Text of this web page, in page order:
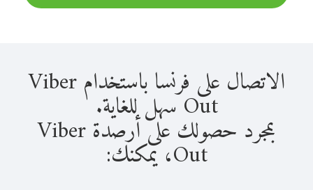
الاتصال على فرنسا باستخدام Viber
Out سهل للغاية.
بمجرد حصولك على أرصدة Viber
Out، يمكنك: